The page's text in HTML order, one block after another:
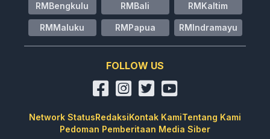
RMBengkulu RMBali RMKaltim
RMMaluku RMPapua RMIndramayu
FOLLOW US
Network StatusRedaksiKontak KamiTentang Kami
Pedoman Pemberitaan Media Siber